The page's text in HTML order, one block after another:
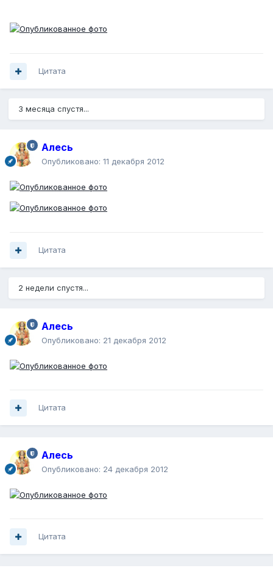
Цитата
3 месяца спустя...
Алесь
Опубликовано: 11 декабря 2012
Цитата
2 недели спустя...
Алесь
Опубликовано: 21 декабря 2012
Цитата
Алесь
Опубликовано: 24 декабря 2012
Цитата